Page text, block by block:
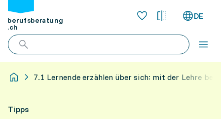
berufsberatung
.ch
DE
7.1 Lernende erzählen über sich: mit der Lehre
Tipps